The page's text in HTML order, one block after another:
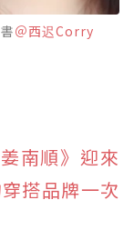
＠西迟Corry
南順》迎來
搭品牌一次